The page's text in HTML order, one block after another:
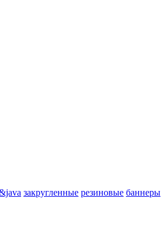
закругленные резиновые баннеры